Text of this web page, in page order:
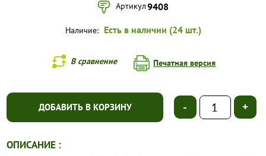
Артикул9408
Наличие: Есть в наличии (24 шт.)
В сравнение Печатная версия
ДОБАВИТЬ В КОРЗИНУ - +
ОПИСАНИЕ :